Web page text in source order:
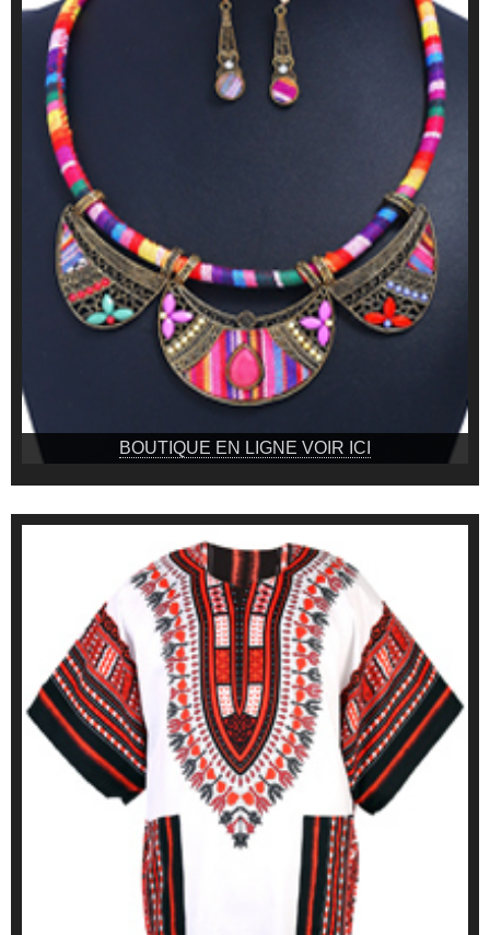
BOUTIQUE EN LIGNE VOIR ICI